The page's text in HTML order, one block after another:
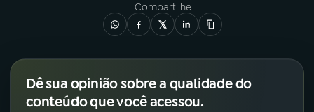
Compartilhe
Dê sua opinião sobre a qualidade do
conteúdo que você acessou.